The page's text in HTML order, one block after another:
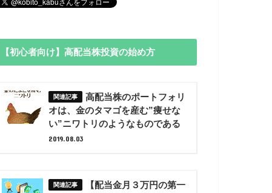
【初心者向け】高配当株投資の始め方
高配当株のポートフォリ
オは、金のタマゴを産む”痩せな
い”ニワトリのようなものである
2019.08.03
【配当金月３万円の第一